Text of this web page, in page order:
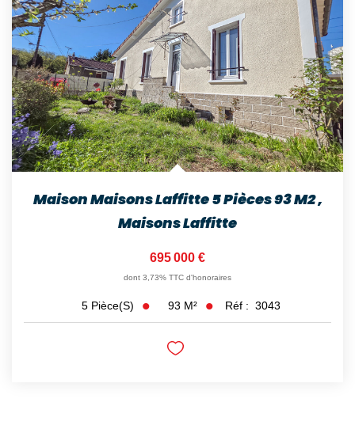
Maison Maisons Laffitte 5 Pièces 93 M2,
Maisons Laffitte
695 000 €
dont 3,73% TTC d'honoraires
5 Pièce(s) 93 M² Réf : 3043